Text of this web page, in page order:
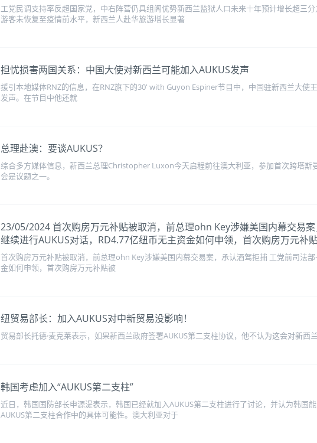
工党民调支持率反超国家党，中右阵营仍具组阁优势新西兰监狱人口未来十年预计增长超三
游客未恢复至疫情前水平，新西兰人赴华旅游增长显著
担忧损害两国关系：中国大使对新西兰可能加入AUKUS发声
援引本地媒体RNZ的信息，在RNZ旗下的30' with Guyon Espiner节目中，中国驻新西兰大使
发声。在节目中他还就
总理赴澳：要谈AUKUS？
综合多方媒体信息，新西兰总理Christopher Luxon今天启程前往澳大利亚，参加首次跨塔
会是议题之一。
23/05/2024 首次购房万元补贴被取消，前总理ohn Key涉嫌美国内幕交易
继续进行AUKUS对话，RD4.77亿纽币无主资金如何申领，首次购房万元补
首次购房万元补贴被取消，前总理ohn Key涉嫌美国内幕交易案，承认酒驾拒捕 工党前司法
金如何申领，首次购房万元补贴被
纽贸易部长：加入AUKUS对中新贸易没影响！
贸易部长托德·麦克莱表示，如果新西兰政府签署AUKUS第二支柱协议，他不认为这会对新西
韩国考虑加入“AUKUS第二支柱”
近日，韩国国防部长申源湜表示，韩国已经就加入AUKUS第二支柱进行了讨论，并认为韩
AUKUS第二支柱合作中的具体可能性。澳大利亚对于